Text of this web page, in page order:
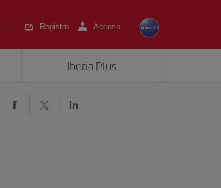
Registro Acceso
Iberia Plus